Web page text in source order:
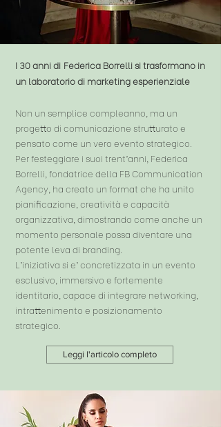
I 30 anni di Federica Borrelli si trasformano in
un laboratorio di marketing esperienziale
Non un semplice compleanno, ma un
progetto di comunicazione strutturato e
pensato come un vero evento strategico.
Per festeggiare i suoi trent’anni, Federica
Borrelli, fondatrice della FB Communication
Agency, ha creato un format che ha unito
pianificazione, creatività e capacità
organizzativa, dimostrando come anche un
momento personale possa diventare una
potente leva di branding.
L’iniziativa si e’ concretizzata in un evento
esclusivo, immersivo e fortemente
identitario, capace di integrare networking,
intrattenimento e posizionamento
strategico.
Leggi l'articolo completo